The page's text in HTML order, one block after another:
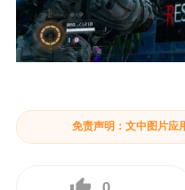
免责声明：文中图片应